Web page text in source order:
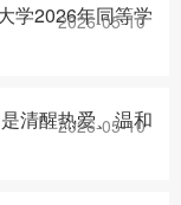
学2026年同等学
2026-05-10
清醒热爱、温和
2026-05-10